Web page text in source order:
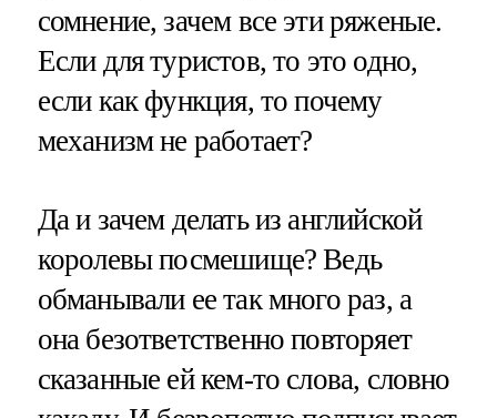
сомнение, зачем все эти ряженые.
Если для туристов, то это одно,
если как функция, то почему
механизм не работает?
Да и зачем делать из английской
королевы посмешище? Ведь
обманывали ее так много раз, а
она безответственно повторяет
сказанные ей кем-то слова, словно